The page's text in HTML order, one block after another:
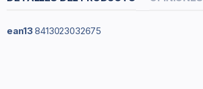
ean13 8413023032675